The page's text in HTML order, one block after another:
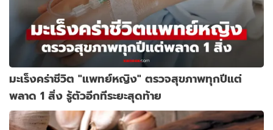
มะเร็งคร่าชีวิต "แพทย์หญิง" ตรวจสุขภาพทุกปีแต่
พลาด 1 สิ่ง รู้ตัวอีกทีระยะสุดท้าย